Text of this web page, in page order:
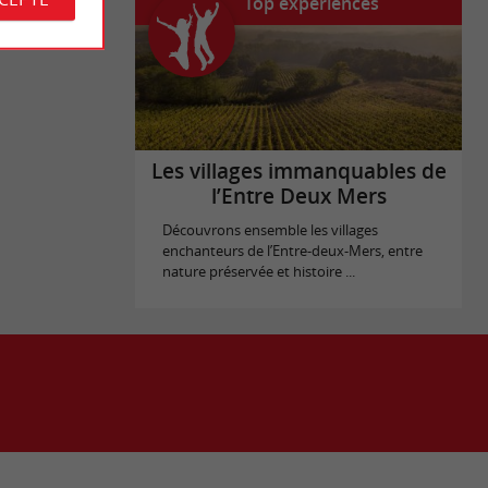
Les villages immanquables de
l’Entre Deux Mers
Découvrons ensemble les villages
enchanteurs de l’Entre-deux-Mers, entre
nature préservée et histoire ...